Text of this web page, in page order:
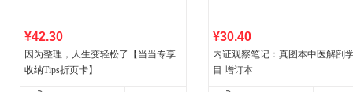
¥42.30
因为整理，人生变轻松了【当当专享
收纳Tips折页卡】
¥30.40
内证观察笔记：真图本中医解剖
目 增订本